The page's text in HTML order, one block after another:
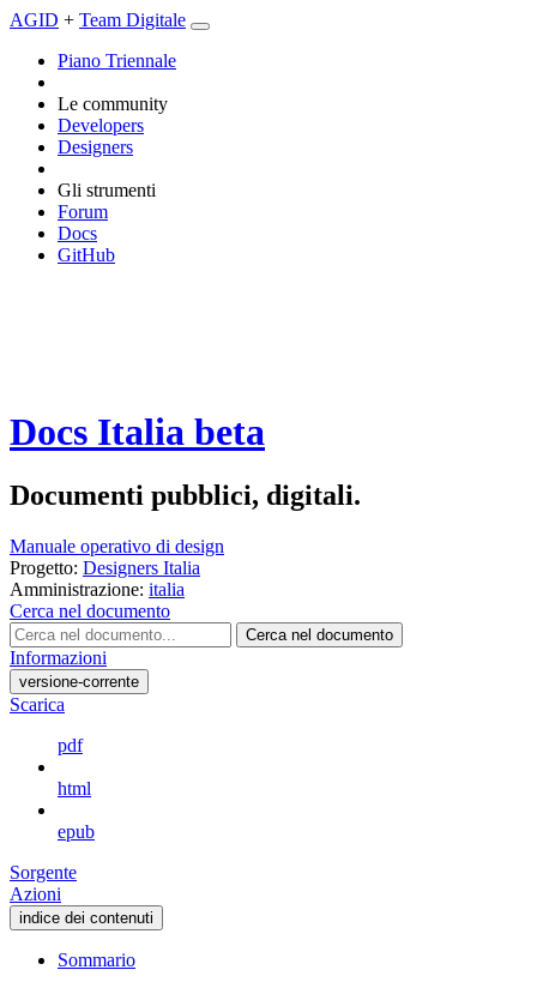
AGID + Team Digitale
Piano Triennale
Le community
Developers
Designers
Gli strumenti
Forum
Docs
GitHub
Docs Italia beta
Documenti pubblici, digitali.
Manuale operativo di design
Progetto: Designers Italia
Amministrazione: italia
Cerca nel documento
Cerca nel documento
Informazioni
versione-corrente
Scarica
pdf
html
epub
Sorgente
Azioni
indice dei contenuti
Sommario